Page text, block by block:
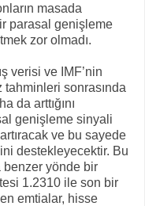
masada
parasal genişleme
zor olmadı.
verisi ve IMF’nin
sonrasında
da arttığını
genişleme sinyali
artıracak ve bu sayede
destekleyecektir. Bu
yönde bir
1.2310 ile son bir
emtialar, hisse